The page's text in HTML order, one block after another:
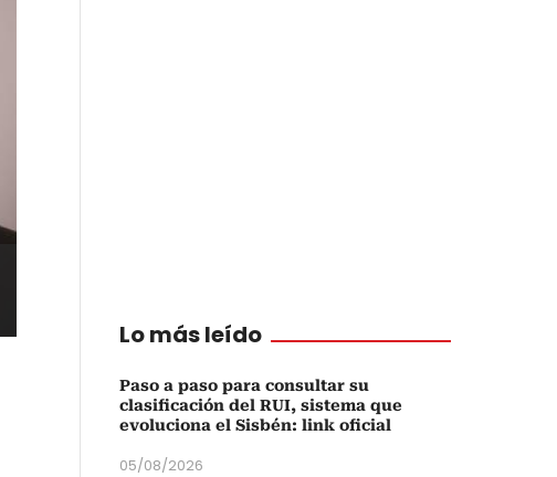
Lo más leído
Paso a paso para consultar su
clasificación del RUI, sistema que
evoluciona el Sisbén: link oficial
05/08/2026